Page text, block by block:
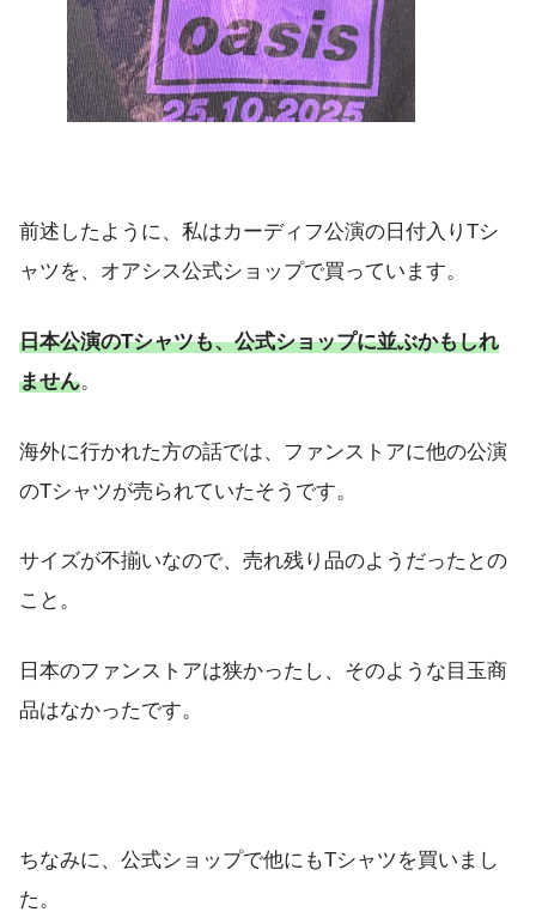
前述したように、私はカーディフ公演の日付入りTシ
ャツを、オアシス公式ショップで買っています。
日本公演のTシャツも、公式ショップに並ぶかもしれ
ません。
海外に行かれた方の話では、ファンストアに他の公演
のTシャツが売られていたそうです。
サイズが不揃いなので、売れ残り品のようだったとの
こと。
日本のファンストアは狭かったし、そのような目玉商
品はなかったです。
ちなみに、公式ショップで他にもTシャツを買いまし
た。